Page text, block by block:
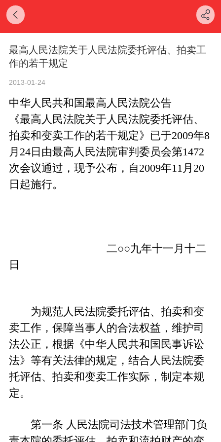
最高人民法院关于人民法院委托评估、拍卖工
作的若干规定
2013-01-24
中华人民共和国最高人民法院公告
《最高人民法院关于人民法院委托评估、
拍卖和变卖工作的若干规定》已于2009年8
月24日由最高人民法院审判委员会第1472
次会议通过，现予公布，自2009年11月20
日起施行。
二○○九年十一月十二
日
为规范人民法院委托评估、拍卖和变
卖工作，保障当事人的合法权益，维护司
法公正，根据《中华人民共和国民事诉讼
法》等有关法律的规定，结合人民法院委
托评估、拍卖和变卖工作实际，制定本规
定。
第一条 人民法院司法技术管理部门负